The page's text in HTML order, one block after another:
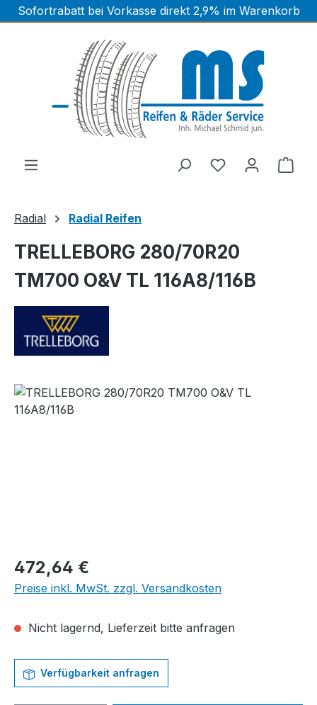
Zum Hauptinhalt springen
Sofortrabatt bei Vorkasse direkt 2,9% im Warenkorb
Radial Radial Reifen
TRELLEBORG 280/70R20
TM700 O&V TL 116A8/116B
Bildergalerie überspringen
Regulärer Preis:
472,64 €
Preise inkl. MwSt. zzgl. Versandkosten
Nicht lagernd, Lieferzeit bitte anfragen
Verfügbarkeit anfragen